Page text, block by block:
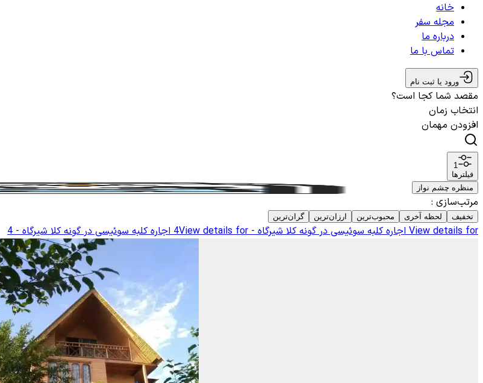
خانه
مجله سفر
درباره ما
تماس با ما
ورود یا ثبت نام
مقصد شما کجا است؟
انتخاب زمان
افزودن مهمان
1
فیلترها
منظره چشم نواز
مرتب‌سازی :
تخفیف لحظه آخری محبوب‌ترین ارزان‌ترین گران‌ترین
View details for اجاره کلبه سوئیسی در گونه کلا شیرگاه - 4View details for اجاره کلبه سوئیسی در گونه کلا شیرگاه - 4